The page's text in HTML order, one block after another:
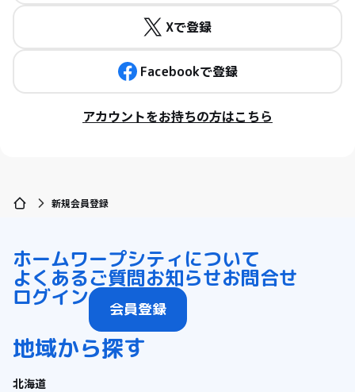
Xで登録
Facebookで登録
アカウントをお持ちの方はこちら
新規会員登録
ホームワープシティについて
よくあるご質問お知らせお問合せ
ログイン 会員登録
地域から探す
北海道